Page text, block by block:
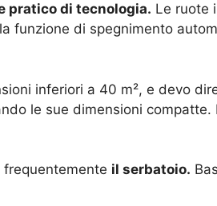
pratico di tecnologia. Le ruote
funzione di spegnimento
inferiori a 40 m², e devo
le sue dimensioni compatte.
frequentemente il serbatoio.